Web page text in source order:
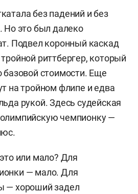
без падений и без
Но это был далеко
Подвел коронный каскад
риттбергер, который
базовой стоимости. Еще
на тройном флипе и едва
рукой. Здесь судейская
чемпионку —
или мало? Для
— мало. Для
— хороший задел